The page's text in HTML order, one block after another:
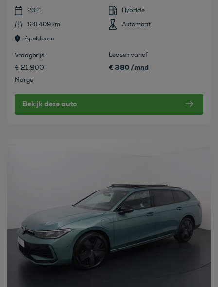
2021
Hybride
128.409 km
Automaat
Apeldoorn
Vraagprijs
€ 21.900
Marge
Leasen vanaf
€ 380 /mnd
Bekijk deze auto